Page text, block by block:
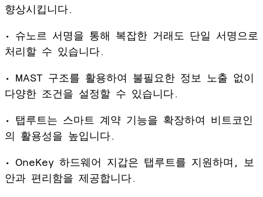
향상시킵니다.
• 슈노르 서명을 통해 복잡한 거래도 단일 서명으로
처리할 수 있습니다.
• MAST 구조를 활용하여 불필요한 정보 노출 없이
다양한 조건을 설정할 수 있습니다.
• 탭루트는 스마트 계약 기능을 확장하여 비트코인
의 활용성을 높입니다.
• OneKey 하드웨어 지갑은 탭루트를 지원하며, 보
안과 편리함을 제공합니다.